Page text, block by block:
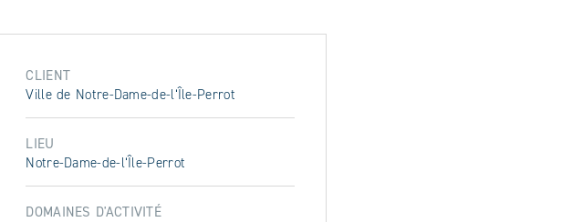
CLIENT
Ville de Notre-Dame-de-l‘Île-Perrot
LIEU
Notre-Dame-de-l‘Île-Perrot
DOMAINES D'ACTIVITÉ